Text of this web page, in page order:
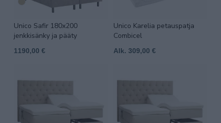
Unico Safir 180x200
jenkkisänky ja pääty
1190,00 €
Unico Karelia petauspatja
Combicel
Alk. 309,00 €